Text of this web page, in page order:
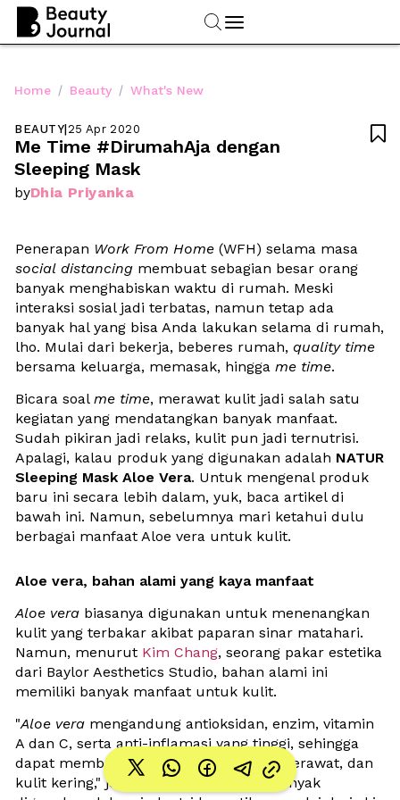
Home / Beauty / What's New
BEAUTY|25 Apr 2020
Me Time #DirumahAja dengan
Sleeping Mask
byDhia Priyanka

Penerapan Work From Home
social distancing membuat sebagian besar orang
banyak menghabiskan waktu di rumah. Meski
interaksi sosial jadi terbatas, namun tetap ada
banyak hal yang bisa Anda lakukan selama di rumah,
lho. Mulai dari bekerja, beberes rumah, quality time
bersama keluarga, memasak, hingga me time.
Bicara soal me time, merawat kulit jadi salah satu
kegiatan yang mendatangkan banyak manfaat.
Sudah pikiran jadi relaks, kulit pun jadi ternutrisi.
Apalagi, kalau produk yang digunakan adalah NATUR
Sleeping Mask Aloe Vera. Untuk mengenal produk
baru ini secara lebih dalam, yuk, baca artikel di
bawah ini. Namun, sebelumnya mari ketahui dulu
berbagai manfaat Aloe vera untuk kulit.
Aloe vera, bahan alami yang kaya manfaat
Aloe vera biasanya digunakan untuk menenangkan
kulit yang terbakar akibat paparan sinar matahari.
Namun, menurut Kim Chang, seorang pakar estetika
dari Baylor Aesthetics Studio, bahan alami ini
memiliki banyak manfaat untuk kulit.
"Aloe vera mengandung antioksidan, enzim, vitamin
A dan C, serta anti-inflamasi yang tinggi, sehingga
dapat membantu merawat luka bakar, jerawat, dan
kulit kering," jelasnya. Aloe vera
juga banyak